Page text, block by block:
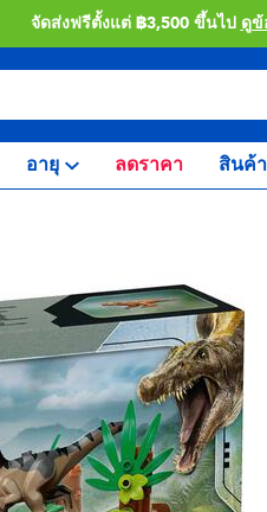
จัดส่งฟรีตั้งแต่ ฿3,500 ขึ้นไป ดูข้
อายุ ลดราคา สินค้